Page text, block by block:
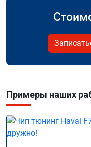
Примеры наших